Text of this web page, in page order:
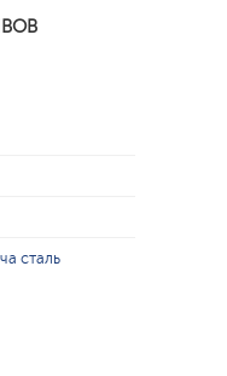
сталь